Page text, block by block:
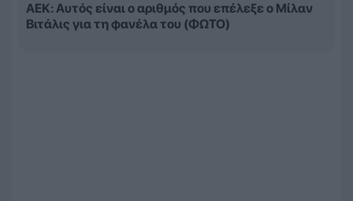
ΑΕΚ: Αυτός είναι ο αριθμός που επέλεξε ο Μίλαν
Βιτάλις για τη φανέλα του (ΦΩΤΟ)